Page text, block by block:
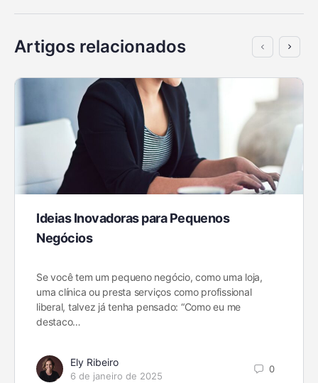
Artigos relacionados
Ideias Inovadoras para Pequenos
Negócios
Se você tem um pequeno negócio, como uma loja,
uma clínica ou presta serviços como profissional
liberal, talvez já tenha pensado: “Como eu me
destaco…
Ely Ribeiro
6 de janeiro de 2025
0